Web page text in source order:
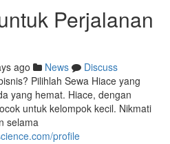
Perjalanan
ago News
Discuss
Pilihlah Sewa Hiace yang
yang hemat. Hiace, dengan
untuk kelompok kecil. Nikmati
selama
profile